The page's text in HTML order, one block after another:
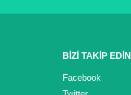
BİZİ TAKİP EDİN
Facebook